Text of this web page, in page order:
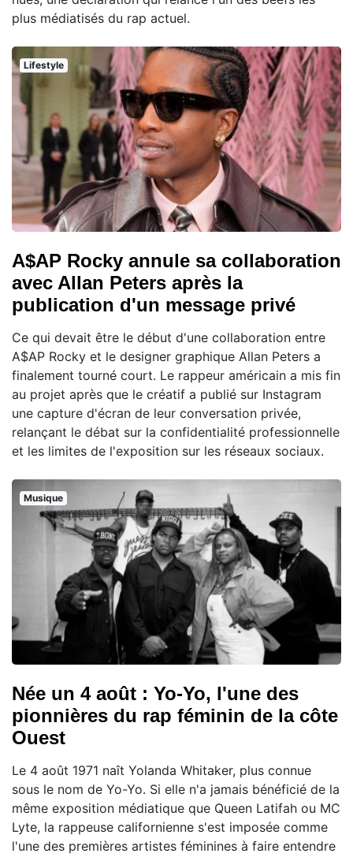
plus médiatisés du rap actuel.
Lifestyle
A$AP Rocky annule sa collaboration
avec Allan Peters après la
publication d'un message privé
Ce qui devait être le début d'une collaboration entre
A$AP Rocky et le designer graphique Allan Peters a
finalement tourné court. Le rappeur américain a mis fin
au projet après que le créatif a publié sur Instagram
une capture d'écran de leur conversation privée,
relançant le débat sur la confidentialité professionnelle
et les limites de l'exposition sur les réseaux sociaux.
Musique
Née un 4 août : Yo-Yo, l'une des
pionnières du rap féminin de la côte
Ouest
Le 4 août 1971 naît Yolanda Whitaker, plus connue
sous le nom de Yo-Yo. Si elle n'a jamais bénéficié de la
même exposition médiatique que Queen Latifah ou MC
Lyte, la rappeuse californienne s'est imposée comme
l'une des premières artistes féminines à faire entendre